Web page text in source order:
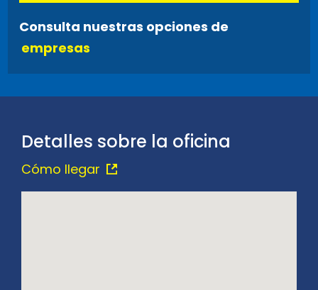
Consulta nuestras opciones de
empresas
Detalles sobre la oficina
Cómo llegar